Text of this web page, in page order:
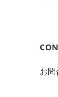
お問